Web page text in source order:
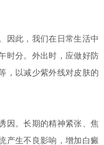
此，我们在日常生活中
时分。外出时，应做好防
，以减少紫外线对皮肤的
。长期的精神紧张、焦
产生不良影响，增加白癜